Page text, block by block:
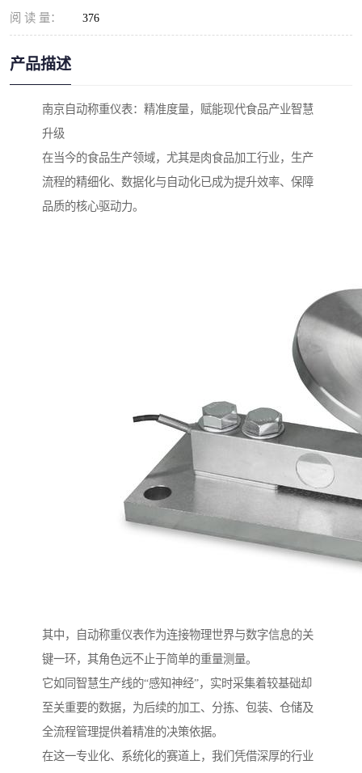
阅 读 量： 376
产品描述
南京自动称重仪表：精准度量，赋能现代食品产业智慧
升级
在当今的食品生产领域，尤其是肉食品加工行业，生产
流程的精细化、数据化与自动化已成为提升效率、保障
品质的核心驱动力。
其中，自动称重仪表作为连接物理世界与数字信息的关
键一环，其角色远不止于简单的重量测量。
它如同智慧生产线的“感知神经”，实时采集着较基础却
至关重要的数据，为后续的加工、分拣、包装、仓储及
全流程管理提供着精准的决策依据。
在这一专业化、系统化的赛道上，我们凭借深厚的行业